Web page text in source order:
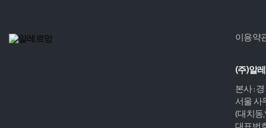
이용약
(주)알
본사 :
서울 사
(대치동